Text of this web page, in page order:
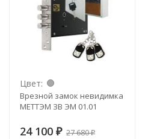
Цвет:
Врезной замок невидимка
МЕТТЭМ ЗВ ЭМ 01.01
24 100 ₽ 27 680₽